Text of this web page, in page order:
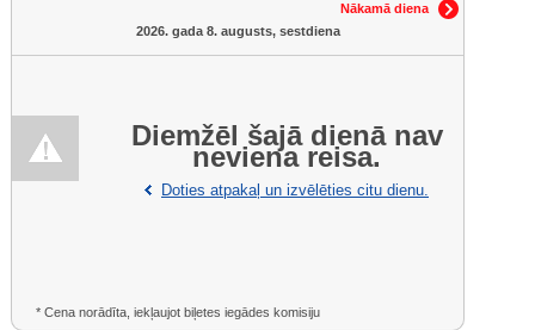
Nākamā diena
2026. gada 8. augusts, sestdiena
Diemžēl šajā dienā nav
neviena reisa.
Doties atpakaļ un izvēlēties citu dienu.
* Cena norādīta, iekļaujot biļetes iegādes komisiju